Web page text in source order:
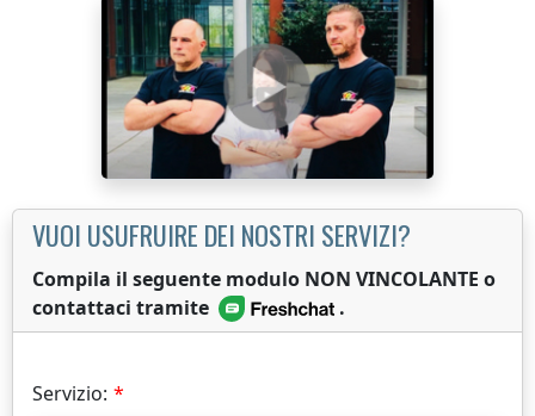
VUOI USUFRUIRE DEI NOSTRI SERVIZI?
Compila il seguente modulo NON VINCOLANTE o
contattaci tramite
.
Servizio: